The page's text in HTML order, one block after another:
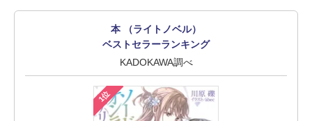
本 （ライトノベル）
ベストセラーランキング
KADOKAWA調べ
1位